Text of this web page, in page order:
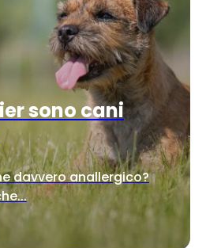
sono cani
davvero anallergico?